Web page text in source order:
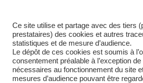
Ce site utilise et partage avec des tiers
prestataires) des cookies et autres
statistiques et de mesure d’audience.
Le dépôt de ces cookies est soumis à
consentement préalable à l’exception
nécessaires au fonctionnement du site
mesures d’audience pouvant être